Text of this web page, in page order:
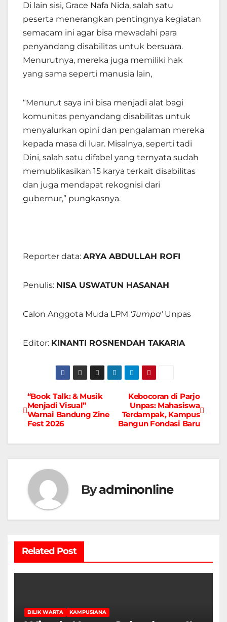
Di lain sisi, Grace Nafa Nida, salah satu
peserta menerangkan pentingnya kegiatan
semacam ini agar bisa mewadahi para
penyandang disabilitas untuk bersuara.
Menurutnya, mereka juga memiliki hak
yang sama seperti manusia lain,
“Menurut saya ini bisa menjadi alat bagi
komunitas penyandang disabilitas untuk
menyalurkan opini dan pengalaman mereka
kepada masa di luar. Misalnya, seperti tadi
Dini, salah satu difabel yang ternyata sudah
memublikasikan 15 karya terkait disabilitas
dan juga mendapat rekognisi dari
gubernur,” pungkasnya.
Reporter data: ARYA ABDULLAH ROFI
Penulis: NISA USWATUN HASANAH
Calon Anggota Muda LPM ‘Jumpa’Unpas
Editor: KINANTI ROSNENDAH TAKARIA
Navigasi
pos
Kebocoran di Parjo
Unpas: Mahasiswa
Terdampak, Kampus
Bangun Fondasi Baru
“Book Talk: & Musik
Menjadi Visual”
Warnai Bandung Zine
Fest 2026
Byadminonline
Related Post
BILIK WARTA KAMPUSIANA